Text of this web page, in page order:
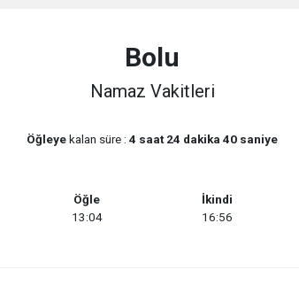
Bolu
Namaz Vakitleri
Öğleyekalan süre : 4 saat 24 dakika 40 saniye
Öğle
13:04
İkindi
16:56